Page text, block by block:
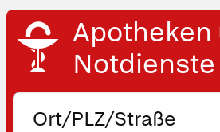
Apotheken
Ort,